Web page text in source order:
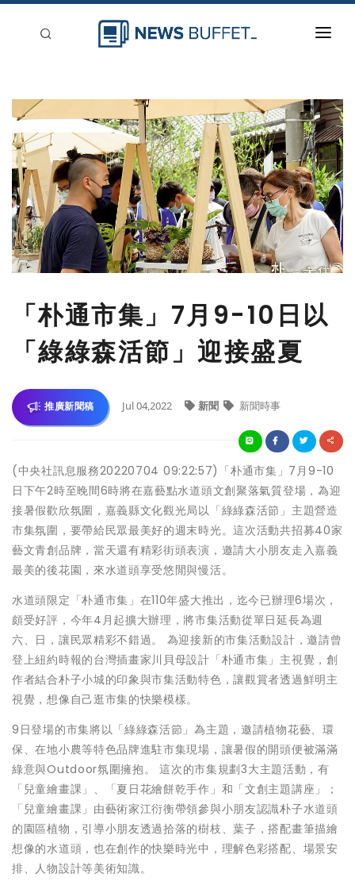
新聞稿分類
刊登
「朴通市集」7月9-10日以
「綠綠森活節」迎接盛夏
推廣新聞稿 Jul 04,2022 新聞 新聞時事
(中央社訊息服務20220704 09:22:57)「朴通市集」7月9-10
日下午2時至晚間6時將在嘉藝點水道頭文創聚落氣質登場，為迎
接暑假歡欣氛圍，嘉義縣文化觀光局以「綠綠森活節」主題營造
市集氛圍，要帶給民眾最美好的週末時光。這次活動共招募40家
藝文青創品牌，當天還有精彩街頭表演，邀請大小朋友走入嘉義
最美的後花園，來水道頭享受悠閒與慢活。
水道頭限定「朴通市集」在110年盛大推出，迄今已辦理6場次，
頗受好評，今年4月起擴大辦理，將市集活動從單日延長為週
六、日，讓民眾精彩不錯過。 為迎接新的市集活動設計，邀請曾
登上紐約時報的台灣插畫家川貝母設計「朴通市集」主視覺，創
作者結合朴子小城的印象與市集活動特色，讓觀賞者透過鮮明主
視覺，想像自己逛市集的快樂模樣。
9日登場的市集將以「綠綠森活節」為主題，邀請植物花藝、環
保、在地小農等特色品牌進駐市集現場，讓暑假的開頭便被滿滿
綠意與Outdoor氛圍擁抱。 這次的市集規劃3大主題活動，有
「兒童繪畫課」、「夏日花繪餅乾手作」和「文創主題講座」；
「兒童繪畫課」由藝術家江衍衡帶領參與小朋友認識朴子水道頭
的園區植物，引導小朋友透過拾落的樹枝、葉子，搭配畫筆描繪
想像的水道頭，也在創作的快樂時光中，理解色彩搭配、場景安
排、人物設計等美術知識。